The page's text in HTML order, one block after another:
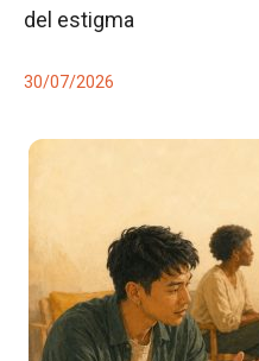
del estigma
30/07/2026